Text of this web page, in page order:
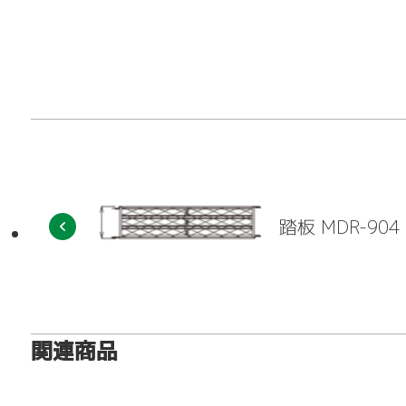
踏板 MDR-904
関連商品